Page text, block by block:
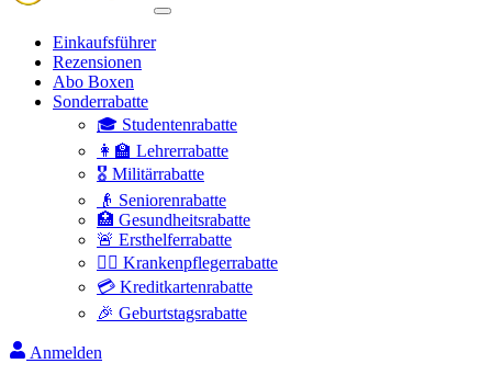
Einkaufsführer
Rezensionen
Abo Boxen
Sonderrabatte
🎓 Studentenrabatte
👩‍🏫 Lehrerrabatte
🎖️ Militärrabatte
👴 Seniorenrabatte
🏥 Gesundheitsrabatte
🚨 Ersthelferrabatte
👩‍⚕️ Krankenpflegerrabatte
💳 Kreditkartenrabatte
🎉 Geburtstagsrabatte
Anmelden